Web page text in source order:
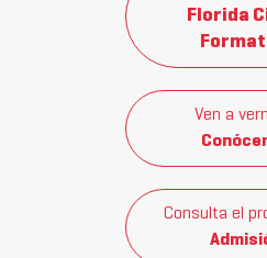
Florida
Ven a
Consulta el